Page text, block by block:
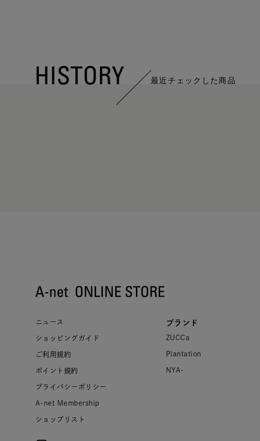
HISTORY 最近チェックした商品
ニュース
ショッピングガイド
ご利用規約
ポイント規約
プライバシーポリシー
A-net Membership
ショップリスト
ブランド
ZUCCa
Plantation
NYA-